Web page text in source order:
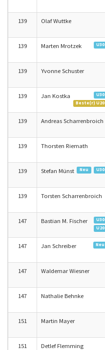
139 Olaf Wuttke
139 Marten Mrotzek U30
139 Yvonne Schuster
139 Jan Kostka
U30
Beste(r) U20
139 Andreas Scharrenbroich
139 Thorsten Riemath
139 Stefan Münst U30
Neu
139 Torsten Scharrenbroich
147 Bastian M. Fischer
U30
U20
147 Jan Schreiber Neu
147 Waldemar Wiesner
147 Nathalie Behnke
151 Martin Mayer
151 Detlef Flemming